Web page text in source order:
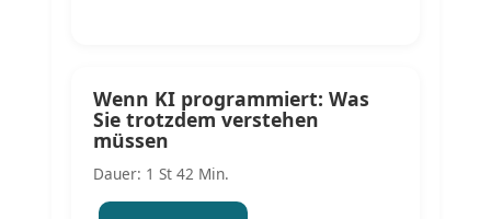
Wenn KI programmiert: Was
Sie trotzdem verstehen
müssen
Dauer: 1 St 42 Min.